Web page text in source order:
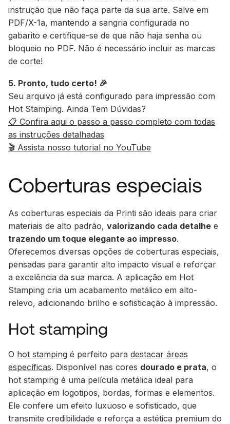
instrução que não faça parte da sua arte. Salve em
PDF/X-1a, mantendo a sangria configurada no
gabarito e certifique-se de que não haja senha ou
bloqueio no PDF. Não é necessário incluir as marcas
de corte!
5. Pronto, tudo certo! 🎉
Seu arquivo já está configurado para impressão com
Hot Stamping. Ainda Tem Dúvidas?
📋 Confira aqui o passo a passo completo com todas
as instruções detalhadas
🎬 Assista nosso tutorial no YouTube
Coberturas especiais
As coberturas especiais da Printi são ideais para criar
materiais de alto padrão, valorizando cada detalhe e
trazendo um toque elegante ao impresso.
Oferecemos diversas opções de coberturas especiais,
pensadas para garantir alto impacto visual e reforçar
a excelência da sua marca. A aplicação em Hot
Stamping cria um acabamento metálico em alto-
relevo, adicionando brilho e sofisticação à impressão.
Hot stamping
O hot stamping é perfeito para destacar áreas
específicas. Disponível nas cores dourado e prata, o
hot stamping é uma película metálica ideal para
aplicação em logotipos, bordas, formas e elementos.
Ele confere um efeito luxuoso e sofisticado, que
transmite credibilidade e reforça a estética premium do